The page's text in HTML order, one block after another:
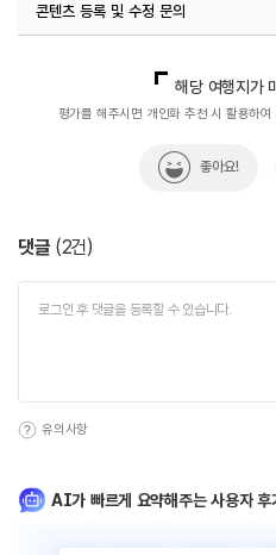
콘텐츠 등록 및 수정 문의
해당 여행지가
평가를 해주시면 개인화 추천 시 활용하
좋아요!
댓글 (2건)
유의사항
AI가 빠르게 요약해주는 사용자 후